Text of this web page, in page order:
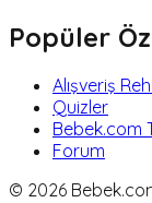
Popüler
Alışveriş
Quizler
Bebek.com
Forum
© 2026